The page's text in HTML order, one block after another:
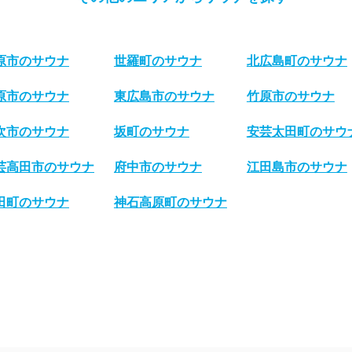
市のサウナ 世羅町のサウナ 北広島町のサウナ
市のサウナ 東広島市のサウナ 竹原市のサウナ
市のサウナ 坂町のサウナ 安芸太田町のサウ
高田市のサウナ 府中市のサウナ 江田島市のサウナ
町のサウナ 神石高原町のサウナ